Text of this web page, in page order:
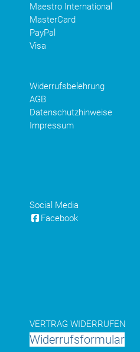
Maestro International
MasterCard
PayPal
Visa
Widerrufsbelehrung
AGB
Datenschutzhinweise
Impressum
Social Media
Facebook
VERTRAG WIDERRUFEN
Widerrufsformular